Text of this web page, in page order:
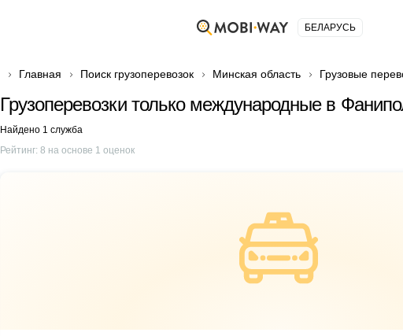
БЕЛАРУСЬ
Главная Поиск грузоперевозок Минская область Грузовые
Грузоперевозки только международные в
Найдено 1 служба
Рейтинг: 8 на основе 1 оценок